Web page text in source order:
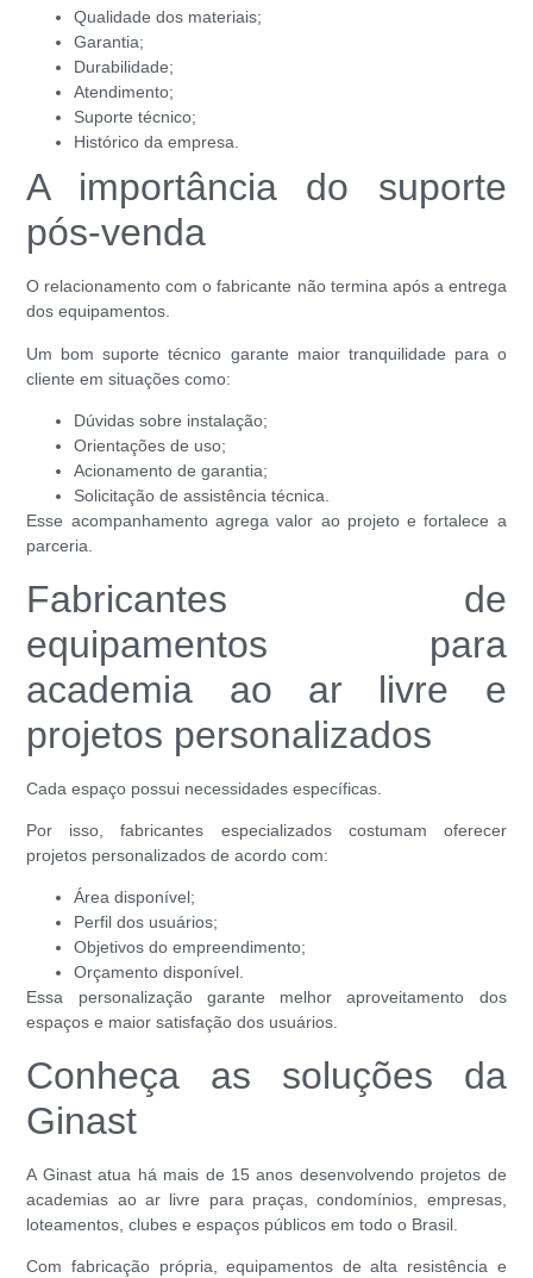
Qualidade dos materiais;
Garantia;
Durabilidade;
Atendimento;
Suporte técnico;
Histórico da empresa.
A importância do suporte
pós-venda
O relacionamento com o fabricante não termina após a entrega
dos equipamentos.
Um bom suporte técnico garante maior tranquilidade para o
cliente em situações como:
Dúvidas sobre instalação;
Orientações de uso;
Acionamento de garantia;
Solicitação de assistência técnica.
Esse acompanhamento agrega valor ao projeto e fortalece a
parceria.
Fabricantes de
equipamentos para
academia ao ar livre e
projetos personalizados
Cada espaço possui necessidades específicas.
Por isso, fabricantes especializados costumam oferecer
projetos personalizados de acordo com:
Área disponível;
Perfil dos usuários;
Objetivos do empreendimento;
Orçamento disponível.
Essa personalização garante melhor aproveitamento dos
espaços e maior satisfação dos usuários.
Conheça as soluções da
Ginast
A Ginast atua há mais de 15 anos desenvolvendo projetos de
academias ao ar livre para praças, condomínios, empresas,
loteamentos, clubes e espaços públicos em todo o Brasil.
Com fabricação própria, equipamentos de alta resistência e